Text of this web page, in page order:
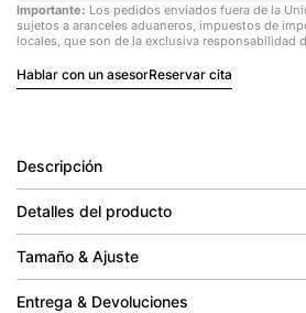
Importante: Los pedidos enviados fuera de la
sujetos a aranceles aduaneros, impuestos de
locales, que son de la exclusiva responsabilidad
Hablar con un asesorReservar cita
Descripción
Detalles del producto
Tamaño & Ajuste
Entrega & Devoluciones